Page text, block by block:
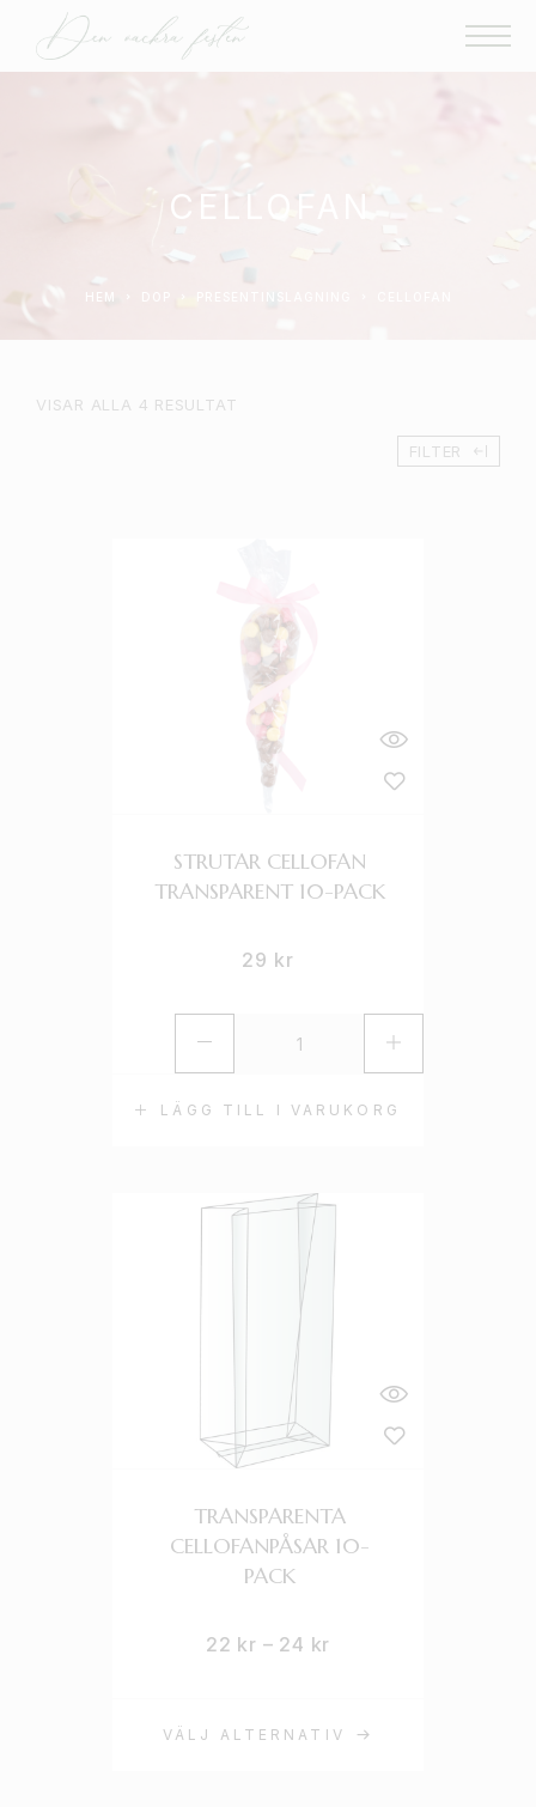
CELLOFAN
VISAR ALLA 4 RESULTAT
FILTER
LÄGG TILL I VARUKORG
STRUTAR CELLOFAN
TRANSPARENT 10-PACK
29 kr
VÄLJ ALTERNATIV
TRANSPARENTA
CELLOFANPÅSAR 10-
PACK
22 kr – 24 kr